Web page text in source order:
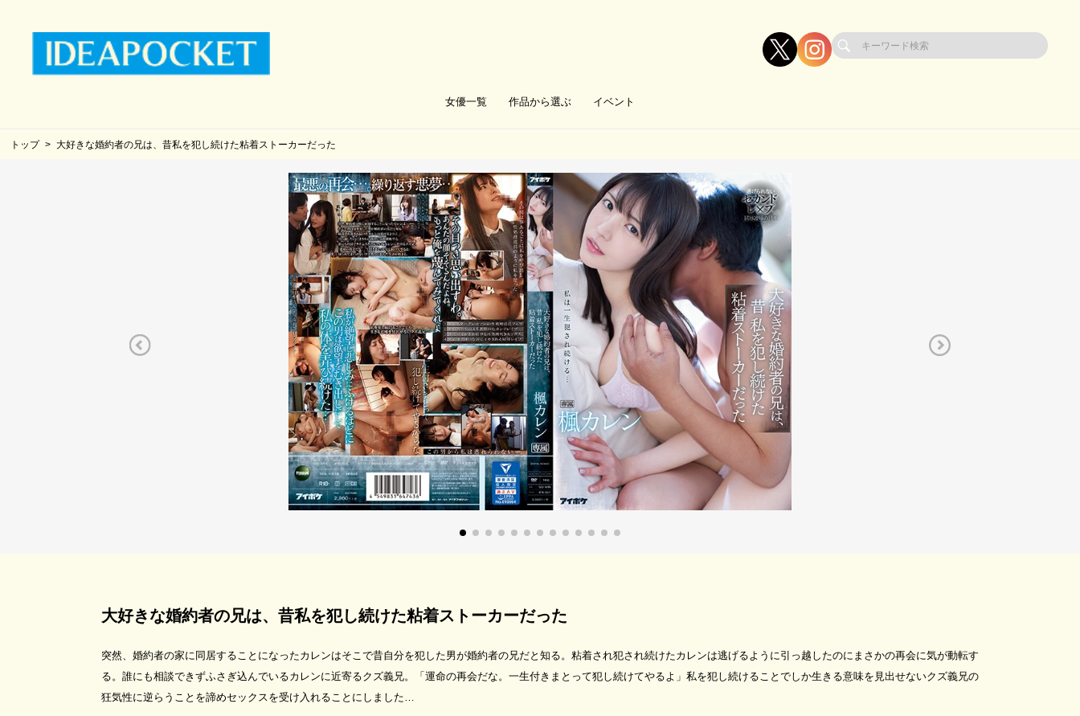
女優一覧 作品から選ぶ イベント
トップ 大好きな婚約者の兄は、昔私を犯し続けた粘着ストーカーだった
大好きな婚約者の兄は、昔私を犯し続けた粘着ストーカーだった
突然、婚約者の家に同居することになったカレンはそこで昔自分を犯した男が婚約者の兄だと知る。粘着され犯され続けたカレンは逃げるように引っ越したのにまさかの再会に気が動転す
る。誰にも相談できずふさぎ込んでいるカレンに近寄るクズ義兄。「運命の再会だな。一生付きまとって犯し続けてやるよ」私を犯し続けることでしか生きる意味を見出せないクズ義兄の
狂気性に逆らうことを諦めセックスを受け入れることにしました…